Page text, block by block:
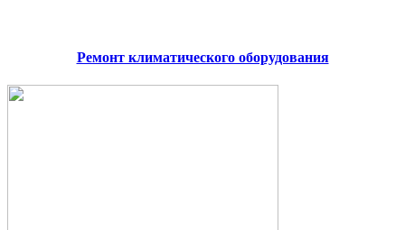
Ремонт климатического оборудования